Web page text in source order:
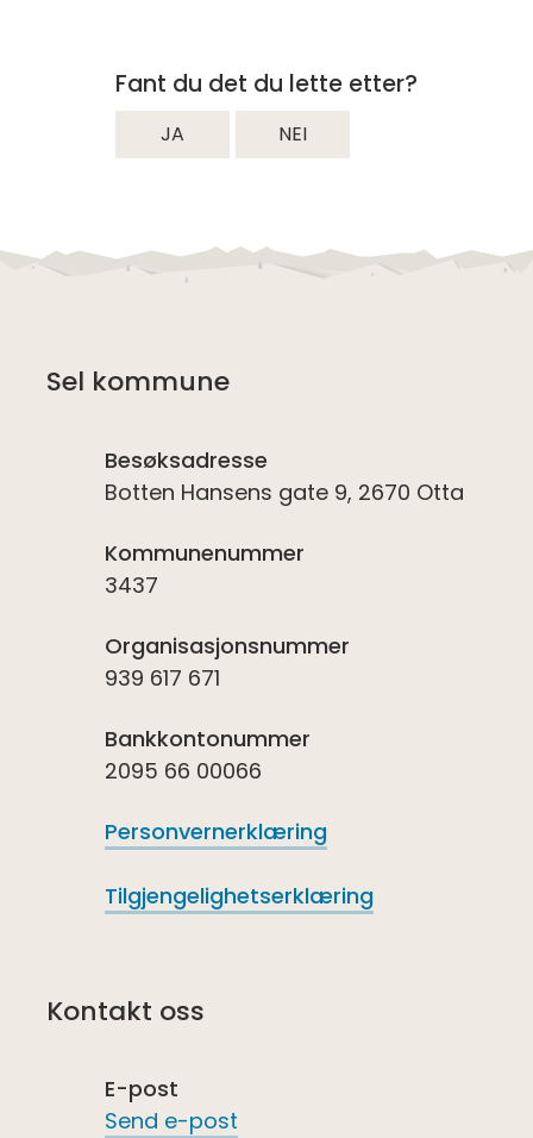
Fant du det du lette etter?
JA NEI
Sel kommune
Besøksadresse
Botten Hansens gate 9, 2670 Otta
Kommunenummer
3437
Organisasjonsnummer
939 617 671
Bankkontonummer
2095 66 00066
Personvernerklæring
Tilgjengelighetserklæring
Kontakt oss
E-post
Send e-post